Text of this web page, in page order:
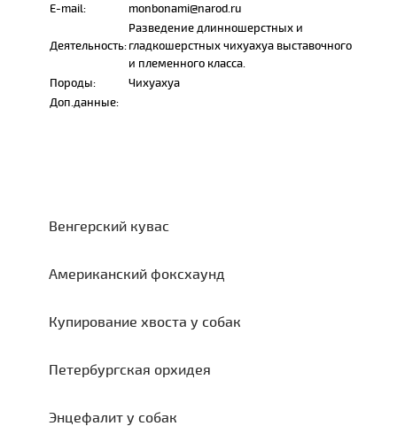
E-mail:
monbonami@narod.ru
Деятельность:
Разведение длинношерстных и
гладкошерстных чихуахуа выставочного
и племенного класса.
Породы:
Чихуахуа
Доп.данные:
Венгерский кувас
Американский фоксхаунд
Купирование хвоста у собак
Петербургская орхидея
Энцефалит у собак